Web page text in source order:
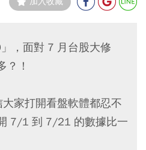
，面對 7 月台股大修
？！
家打開看盤軟體都忍不
7/1 到 7/21 的數據比一